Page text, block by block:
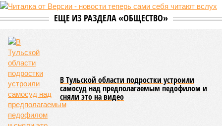
ЖК «Светлый мир «Станция Л»: та же группа компаний-
банкрот Seven Suns Development, та жеанонсированная
схема достройки через Capital Group осенью 2024 года, но
за прошедшие два года результатов, по словам дольщиков,
практически не видно. По
порталов, первую очередь ЖК строители обещают сдать к
декабрю 2026 г., вторую – к марту 2028-го. Но никто при
этом из кураторов стройки не задается вопросом: как эти
сроки должны материализоваться? На строительной
площадке, по свидетельствам дольщиков, регулярно
бывающих у забора, какая-либо техника отсутствует. Ни
бетононасосов, ни работающих кранов, ни признаков